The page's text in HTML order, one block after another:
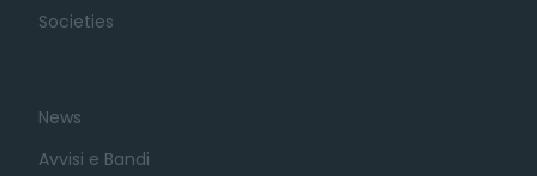
Societies
News
Avvisi e Bandi